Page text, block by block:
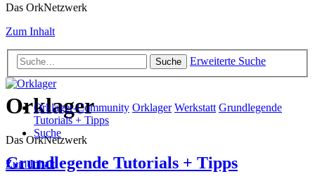
Das OrkNetzwerk
Zum Inhalt
Suche Erweiterte Suche
Orklager
Das OrkNetzwerk
Zum Inhalt
Orklager-Community Orklager Werkstatt Grundlegende
Tutorials + Tipps
Suche
Grundlegende Tutorials + Tipps